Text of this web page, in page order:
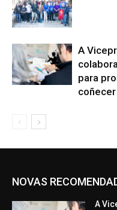
A
para
NOVAS
A